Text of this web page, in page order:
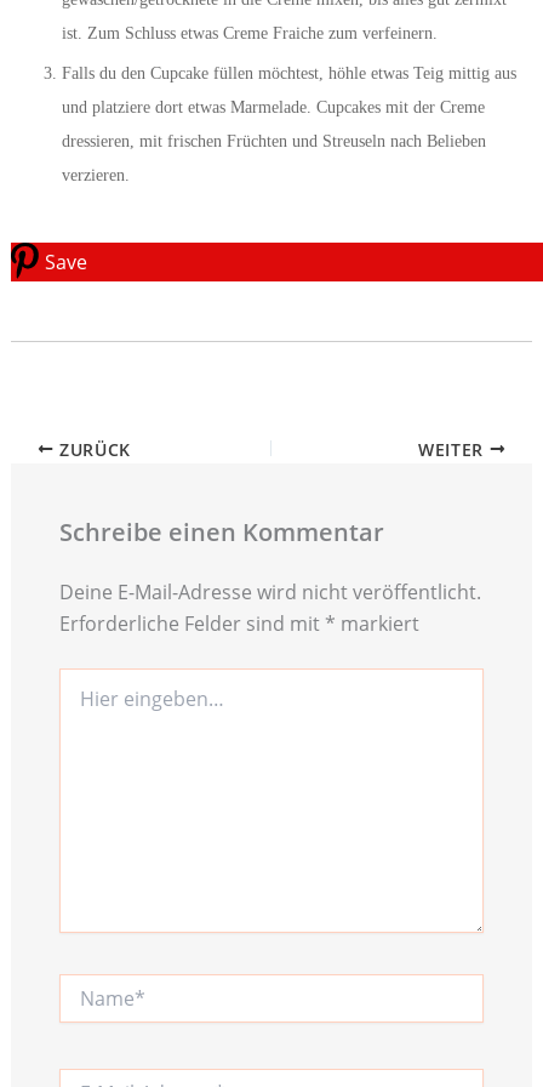
ist. Zum Schluss etwas Creme Fraiche zum verfeinern.
Falls du den Cupcake füllen möchtest, höhle etwas Teig mittig aus
und platziere dort etwas Marmelade. Cupcakes mit der Creme
dressieren, mit frischen Früchten und Streuseln nach Belieben
verzieren.
Save
ZURÜCK WEITER
Schreibe einen Kommentar
Deine E-Mail-Adresse wird nicht veröffentlicht.
Erforderliche Felder sind mit * markiert
eingeben…